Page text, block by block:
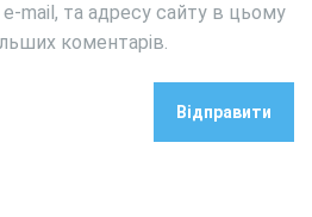
mail, та адресу сайту в цьому
коментарів.